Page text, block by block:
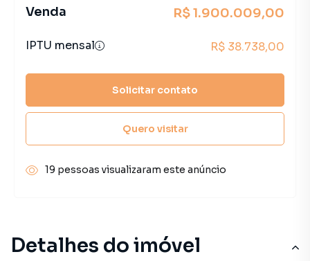
Detalhes do imóvel
Venda R$ 1.900.009,00
IPTU mensal R$ 38.738,00
Solicitar contato
Quero visitar
19 pessoas visualizaram este anúncio